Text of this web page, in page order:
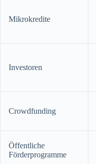
Mikrokredite
Investoren
Crowdfunding
Öffentliche
Förderprogramme